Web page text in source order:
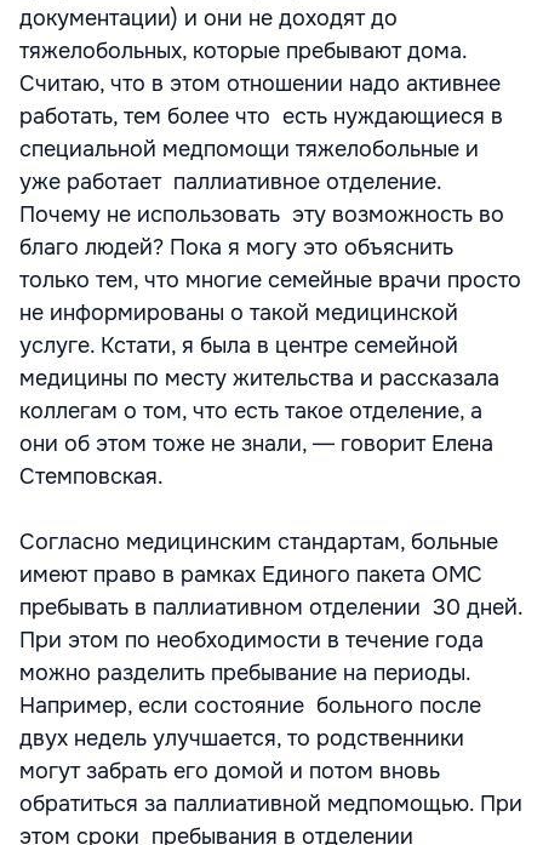
документации) и они не доходят до
тяжелобольных, которые пребывают дома.
Считаю, что в этом отношении надо активнее
работать, тем более что есть нуждающиеся в
специальной медпомощи тяжелобольные и
уже работает паллиативное отделение.
Почему не использовать эту возможность во
благо людей? Пока я могу это объяснить
только тем, что многие семейные врачи просто
не информированы о такой медицинской
услуге. Кстати, я была в центре семейной
медицины по месту жительства и рассказала
коллегам о том, что есть такое отделение, а
они об этом тоже не знали, ― говорит Елена
Стемповская.
Согласно медицинским стандартам, больные
имеют право в рамках Единого пакета ОМС
пребывать в паллиативном отделении 30 дней.
При этом по необходимости в течение года
можно разделить пребывание на периоды.
Например, если состояние больного после
двух недель улучшается, то родственники
могут забрать его домой и потом вновь
обратиться за паллиативной медпомощью. При
этом сроки пребывания в отделении